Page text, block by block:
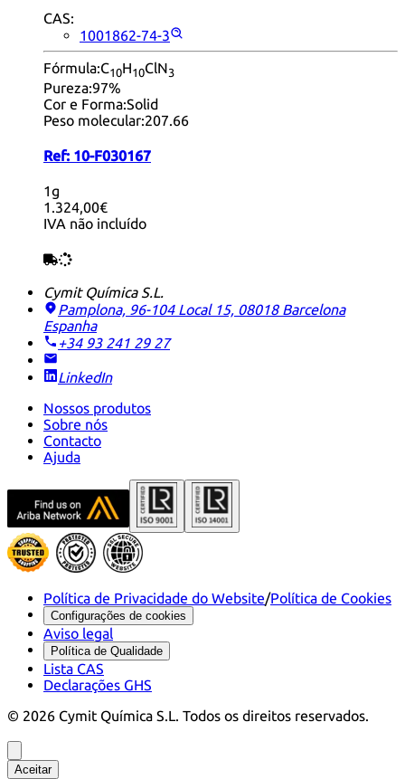
CAS:
1001862-74-3
Fórmula:C10H10ClN3
Pureza:97%
Cor e Forma:Solid
Peso molecular:207.66
Ref: 10-F030167
1g
1.324,00€
IVA não incluído
Cymit Química S.L.
Pamplona, 96-104 Local 15, 08018 Barcelona
Espanha
+34 93 241 29 27
LinkedIn
Nossos produtos
Sobre nós
Contacto
Ajuda
Política de Privacidade do Website/Política de Cookies
Configurações de cookies
Aviso legal
Política de Qualidade
Lista CAS
Declarações GHS
© 2026 Cymit Química S.L. Todos os direitos reservados.
Aceitar